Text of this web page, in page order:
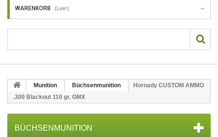
WARENKORB (Leer)
Munition Büchsenmunition
Hornady CUSTOM AMMO
.300 Blackout 110 gr. GMX
BÜCHSENMUNITION